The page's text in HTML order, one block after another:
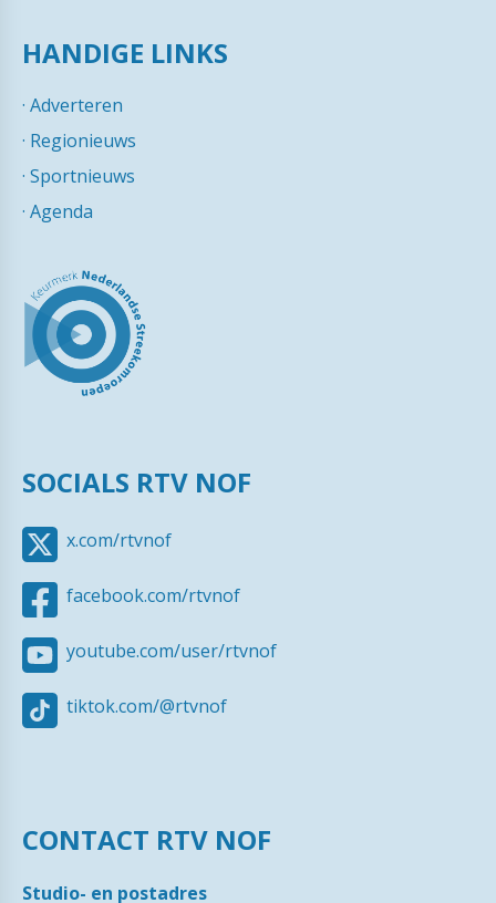
HANDIGE LINKS
· Adverteren
· Regionieuws
· Sportnieuws
· Agenda
SOCIALS RTV NOF
x.com/rtvnof
facebook.com/rtvnof
youtube.com/user/rtvnof
tiktok.com/@rtvnof
CONTACT RTV NOF
Studio- en postadres